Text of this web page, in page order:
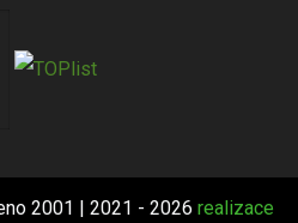
2001 | 2021 - 2026 realizace